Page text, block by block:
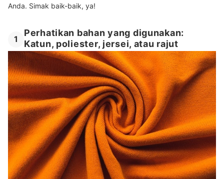
Anda. Simak baik-baik, ya!
1
Perhatikan bahan yang digunakan:
Katun, poliester, jersei, atau rajut